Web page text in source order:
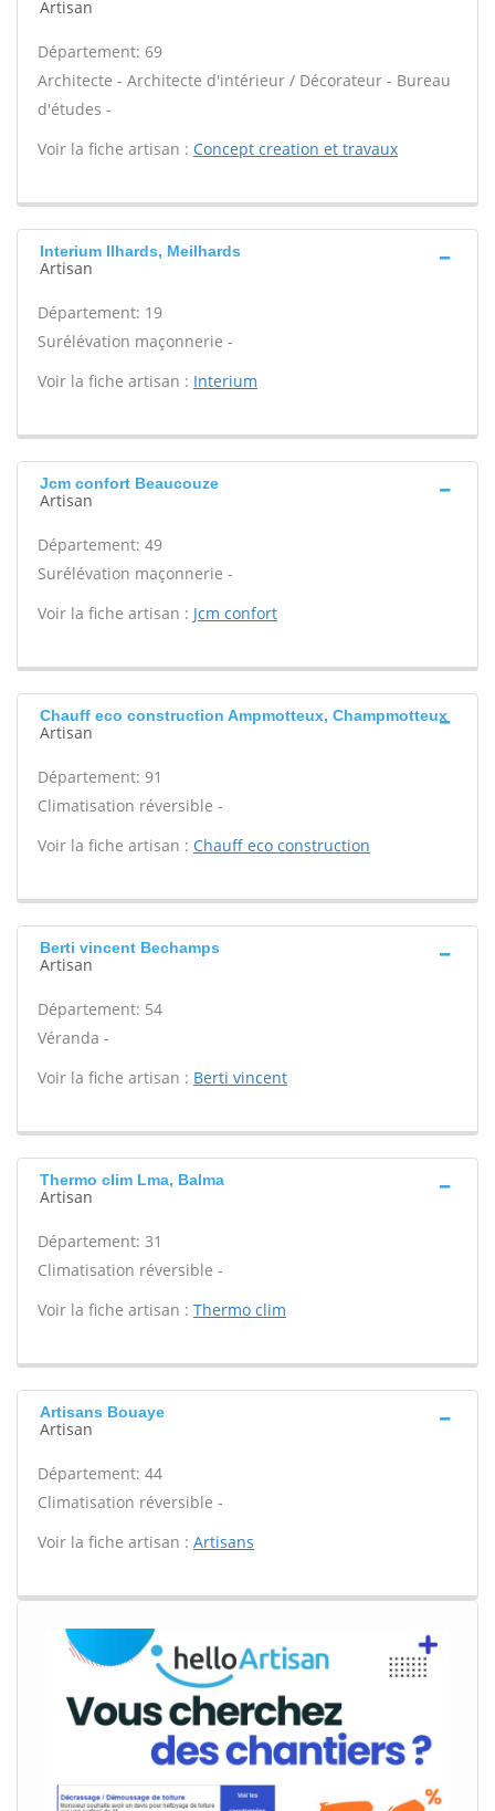
Artisan
Département: 69
Architecte - Architecte d'intérieur / Décorateur - Bureau
d'études -
Voir la fiche artisan : Concept creation et travaux
Interium Ilhards, Meilhards
Artisan
Département: 19
Surélévation maçonnerie -
Voir la fiche artisan : Interium
Jcm confort Beaucouze
Artisan
Département: 49
Surélévation maçonnerie -
Voir la fiche artisan : Jcm confort
Chauff eco construction Ampmotteux, Champmotteux
Artisan
Département: 91
Climatisation réversible -
Voir la fiche artisan : Chauff eco construction
Berti vincent Bechamps
Artisan
Département: 54
Véranda -
Voir la fiche artisan : Berti vincent
Thermo clim Lma, Balma
Artisan
Département: 31
Climatisation réversible -
Voir la fiche artisan : Thermo clim
Artisans Bouaye
Artisan
Département: 44
Climatisation réversible -
Voir la fiche artisan : Artisans